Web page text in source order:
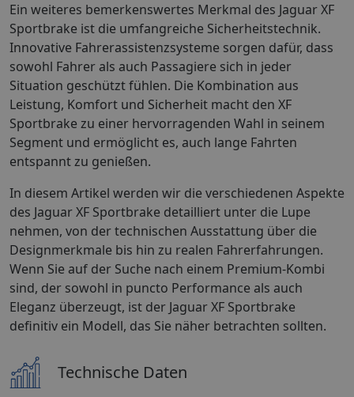
Ein weiteres bemerkenswertes Merkmal des Jaguar XF
Sportbrake ist die umfangreiche Sicherheitstechnik.
Innovative Fahrerassistenzsysteme sorgen dafür, dass
sowohl Fahrer als auch Passagiere sich in jeder
Situation geschützt fühlen. Die Kombination aus
Leistung, Komfort und Sicherheit macht den XF
Sportbrake zu einer hervorragenden Wahl in seinem
Segment und ermöglicht es, auch lange Fahrten
entspannt zu genießen.
In diesem Artikel werden wir die verschiedenen Aspekte
des Jaguar XF Sportbrake detailliert unter die Lupe
nehmen, von der technischen Ausstattung über die
Designmerkmale bis hin zu realen Fahrerfahrungen.
Wenn Sie auf der Suche nach einem Premium-Kombi
sind, der sowohl in puncto Performance als auch
Eleganz überzeugt, ist der Jaguar XF Sportbrake
definitiv ein Modell, das Sie näher betrachten sollten.
Technische Daten